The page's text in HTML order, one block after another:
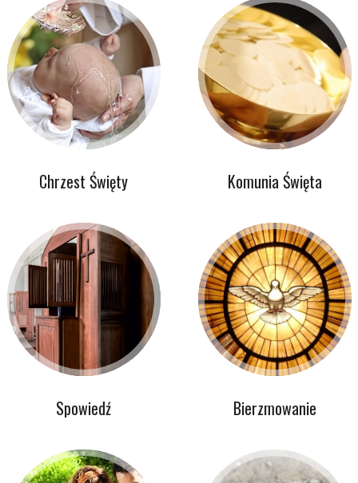
Chrzest Święty Komunia Święta
Spowiedź Bierzmowanie